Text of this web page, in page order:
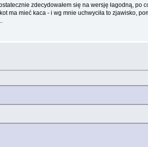
zdecydowałem się na wersję łagodną,
ma mieć kaca - i wg mnie uchwyciła to zjawisko,